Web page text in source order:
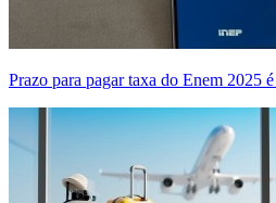
Prazo para pagar taxa do Enem 2025